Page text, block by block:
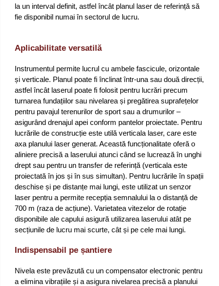
la un interval definit, astfel încât planul laser de referință să
fie disponibil numai în sectorul de lucru.
Aplicabilitate versatilă
Instrumentul permite lucrul cu ambele fascicule, orizontale
și verticale. Planul poate fi înclinat într-una sau două direcții,
astfel încât laserul poate fi folosit pentru lucrări precum
turnarea fundațiilor sau nivelarea și pregătirea suprafețelor
pentru pavajul terenurilor de sport sau a drumurilor –
asigurând drenajul apei conform pantelor proiectate. Pentru
lucrările de construcție este utilă verticala laser, care este
axa planului laser generat. Această funcționalitate oferă o
aliniere precisă a laserului atunci când se lucrează în unghi
drept sau pentru un transfer de referință (verticala este
proiectată în jos și în sus simultan). Pentru lucrările în spații
deschise și pe distanțe mai lungi, este utilizat un senzor
laser pentru a permite recepția semnalului la o distanță de
700 m (raza de acțiune). Varietatea vitezelor de rotație
disponibile ale capului asigură utilizarea laserului atât pe
secțiunile de lucru mai scurte, cât și pe cele mai lungi.
Indispensabil pe șantiere
Nivela este prevăzută cu un compensator electronic pentru
a elimina vibrațiile și a asigura nivelarea precisă a planului